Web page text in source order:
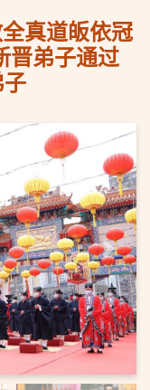
真道皈依冠
晋弟子通过
下一页